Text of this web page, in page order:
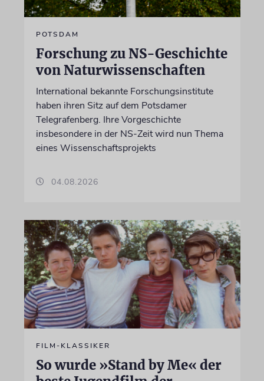
POTSDAM
Forschung zu NS-Geschichte
von Naturwissenschaften
International bekannte Forschungsinstitute
haben ihren Sitz auf dem Potsdamer
Telegrafenberg. Ihre Vorgeschichte
insbesondere in der NS-Zeit wird nun Thema
eines Wissenschaftsprojekts
04.08.2026
FILM-KLASSIKER
So wurde »Stand by Me« der